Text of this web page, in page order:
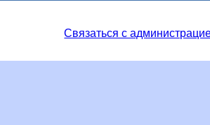
Связаться с